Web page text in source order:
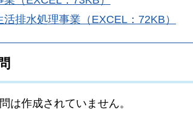
排水処理事業（EXCEL：72KB）
は作成されていません。